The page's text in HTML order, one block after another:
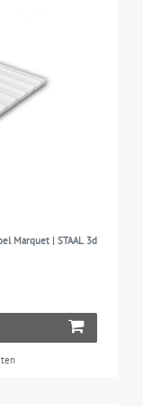
Marquet | STAAL 3d